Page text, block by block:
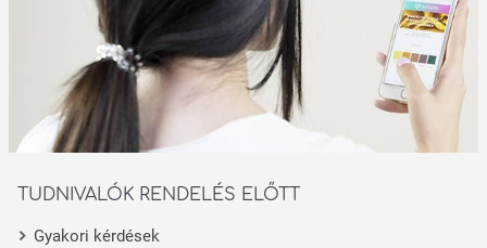
TUDNIVALÓK RENDELÉS ELŐTT
Gyakori kérdések